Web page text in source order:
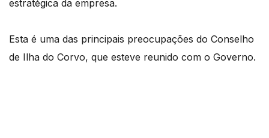
estratégica da empresa.
Esta é uma das principais preocupações do Conselho
de Ilha do Corvo, que esteve reunido com o Governo.